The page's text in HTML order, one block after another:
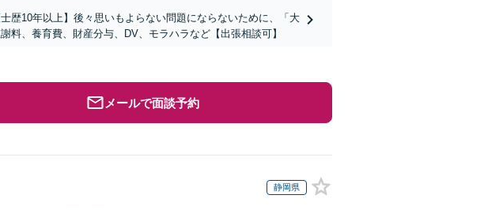
歴10年以上】後々思いもよらない問題にならないために、「大
、養育費、財産分与、DV、モラハラなど【出張相談可】
メールで面談予約
静岡県